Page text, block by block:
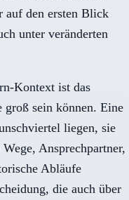
auf den ersten Blick
unter veränderten
Kontext ist das
sein können. Eine
liegen, sie
Ansprechpartner,
Abläufe
die auch über